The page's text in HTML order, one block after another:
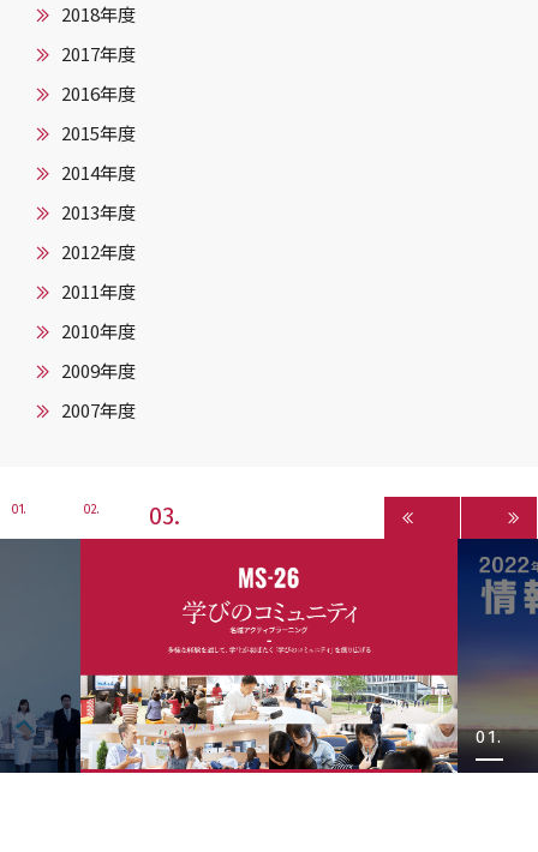
2018年度
2017年度
2016年度
2015年度
2014年度
2013年度
2012年度
2011年度
2010年度
2009年度
2007年度
1 2 3